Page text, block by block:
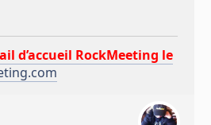
d’accueil RockMeeting le